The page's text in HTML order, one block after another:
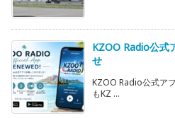
KZOO Radio公式
せ
KZOO Radio公式ア
もKZ ...